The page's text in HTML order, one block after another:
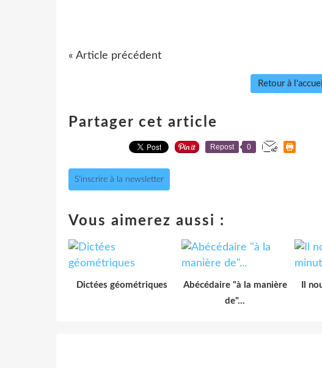
« Article précédent
Retour à l'accueil
Partager cet article
Repost 0
S'inscrire à la newsletter
Vous aimerez aussi :
Dictées géométriques
Abécédaire "à la manière
de"...
Il